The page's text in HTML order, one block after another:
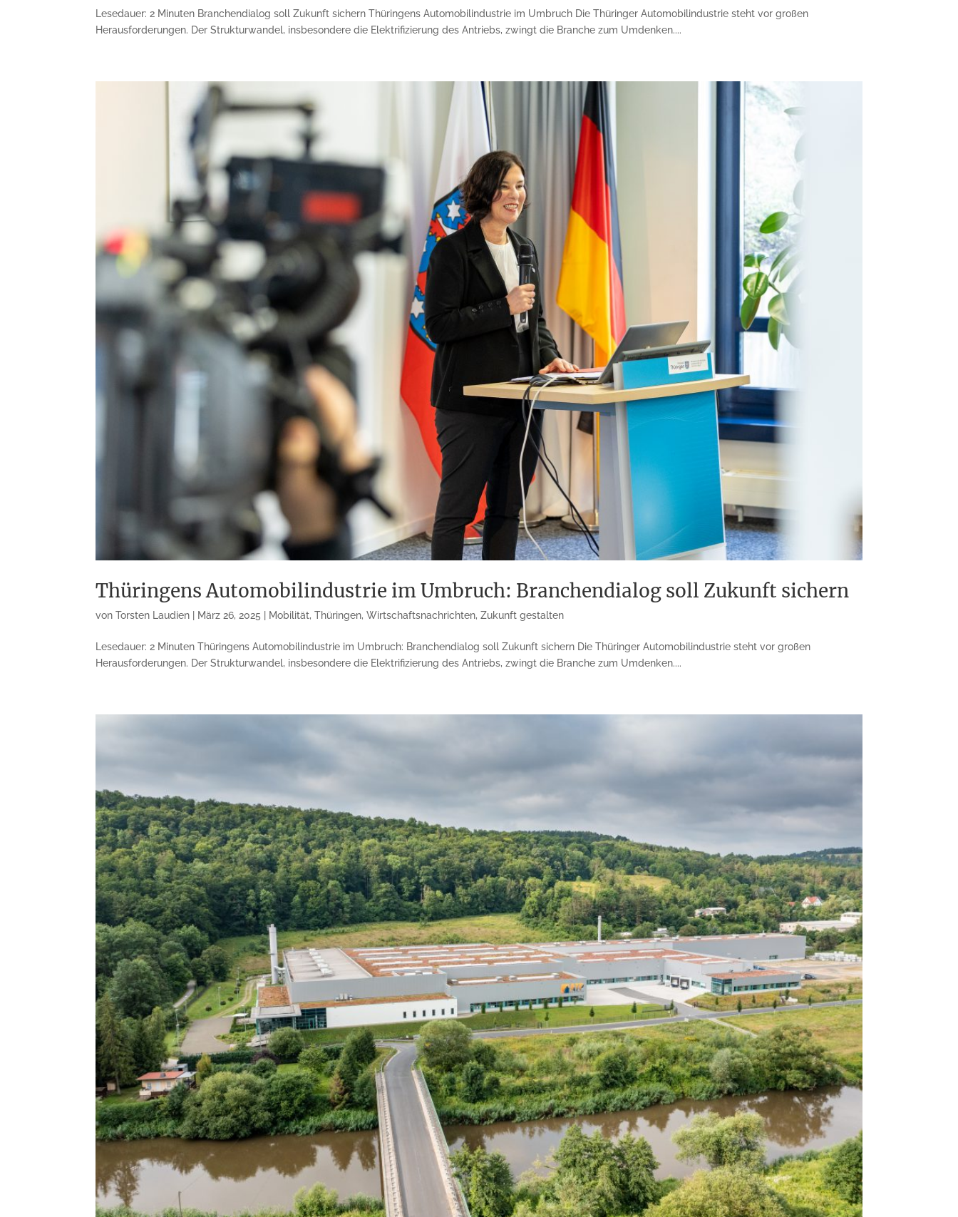
Lesedauer: 2 Minuten Branchendialog soll Zukunft sichern Thüringens Automobilindustrie im Umbruch Die Thüringer Automobilindustrie steht vor großen
Herausforderungen. Der Strukturwandel, insbesondere die Elektrifizierung des Antriebs, zwingt die Branche zum Umdenken....
Thüringens Automobilindustrie im Umbruch: Branchendialog soll Zukunft sichern
vonTorsten Laudien März 26, 2025 Mobilität,Thüringen,Wirtschaftsnachrichten,Zukunft gestalten
Lesedauer: 2 Minuten Thüringens Automobilindustrie im Umbruch: Branchendialog soll Zukunft sichern Die Thüringer Automobilindustrie steht vor großen
Herausforderungen. Der Strukturwandel, insbesondere die Elektrifizierung des Antriebs, zwingt die Branche zum Umdenken....